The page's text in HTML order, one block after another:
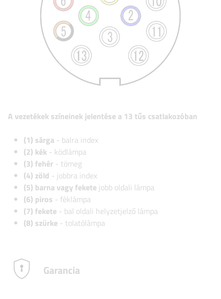
A vezetékek színeinek jelentése a 13 tűs csatlakozóban
(1) sárga - balra index
(2) kék - ködlámpa
(3) fehér - tömeg
(4) zöld - jobbra index
(5) barna vagy fekete jobb oldali lámpa
(6) piros - féklámpa
(7) fekete - bal oldali helyzetjelző lámpa
(8) szürke - tolatólámpa
Garancia